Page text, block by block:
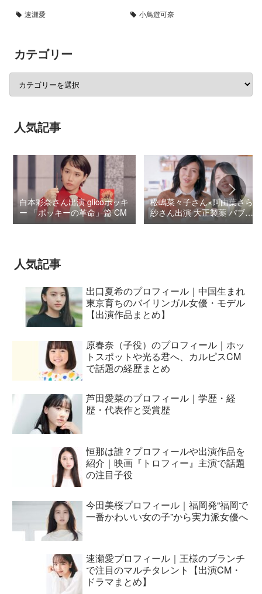
速瀬愛
小鳥遊可奈
カテゴリー
人気記事
白本彩奈さん出演 glicoポッキ
ー 「ポッキーの革命」篇 CM
松嶋菜々子さん×阿由葉さら
紗さん出演 大正製薬 パブロ
ンSゴールドW『いましよう
人気記事
出口夏希のプロフィール｜中国生まれ
東京育ちのバイリンガル女優・モデル
【出演作品まとめ】
原春奈（子役）のプロフィール｜ホッ
トスポットや光る君へ、カルピスCM
で話題の経歴まとめ
芦田愛菜のプロフィール｜学歴・経
歴・代表作と受賞歴
恒那は誰？プロフィールや出演作品を
紹介｜映画『トロフィー』主演で話題
の注目子役
今田美桜プロフィール｜福岡発“福岡で
一番かわいい女の子”から実力派女優へ
速瀬愛プロフィール｜王様のブランチ
で注目のマルチタレント【出演CM・
ドラマまとめ】